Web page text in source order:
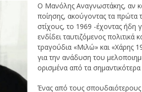
Ο Μανόλης Αναγνωστάκης, αν
ποίησης, ακούγοντας τα
στίχους, το 1969 -έχοντας ήδη
ενδίδει ταυτιζόμενος πολιτικά
τραγούδια «Μιλώ» και «Χάρης
για την ανάδυση του
ορισμένα από τα
Ένας από τους σπουδαιότερους